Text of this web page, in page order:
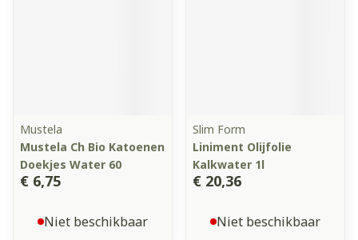
Mustela
Mustela Ch Bio Katoenen
Doekjes Water 60
€ 6,75
Niet beschikbaar
Slim Form
Liniment Olijfolie
Kalkwater 1l
€ 20,36
Niet beschikbaar